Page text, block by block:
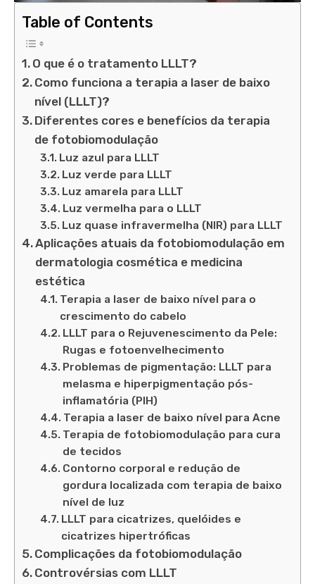
Table of Contents
O que é o tratamento LLLT?
Como funciona a terapia a laser de baixo
nível (LLLT)?
Diferentes cores e benefícios da terapia
de fotobiomodulação
Luz azul para LLLT
Luz verde para LLLT
Luz amarela para LLLT
Luz vermelha para o LLLT
Luz quase infravermelha (NIR) para LLLT
Aplicações atuais da fotobiomodulação em
dermatologia cosmética e medicina
estética
Terapia a laser de baixo nível para o
crescimento do cabelo
LLLT para o Rejuvenescimento da Pele:
Rugas e fotoenvelhecimento
Problemas de pigmentação: LLLT para
melasma e hiperpigmentação pós-
inflamatória (PIH)
Terapia a laser de baixo nível para Acne
Terapia de fotobiomodulação para cura
de tecidos
Contorno corporal e redução de
gordura localizada com terapia de baixo
nível de luz
LLLT para cicatrizes, quelóides e
cicatrizes hipertróficas
Complicações da fotobiomodulação
Controvérsias com LLLT